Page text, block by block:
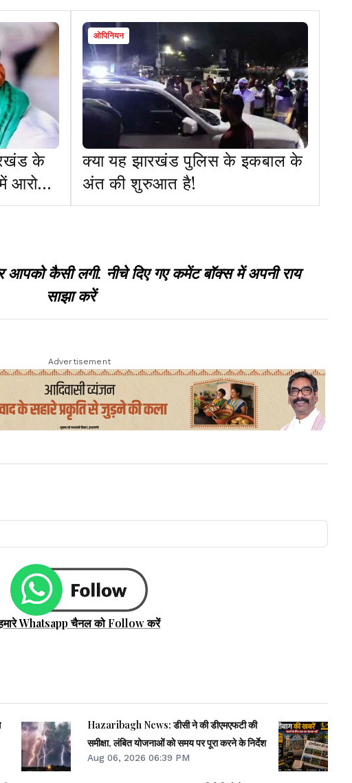
के
आरोप
ओपिनियन
क्या यह झारखंड पुलिस के इकबाल के
अंत की शुरुआत है!
कैसी लगी. नीचे दिए गए कमेंट बॉक्स में अपनी राय
साझा करें
Advertisement
Whatsapp चैनल को Follow करें
Hazaribagh News: डीसी ने की डीएमएफटी की
समीक्षा, लंबित योजनाओं को समय पर पूरा करने के निर्देश
Aug 06, 2026 06:39 PM